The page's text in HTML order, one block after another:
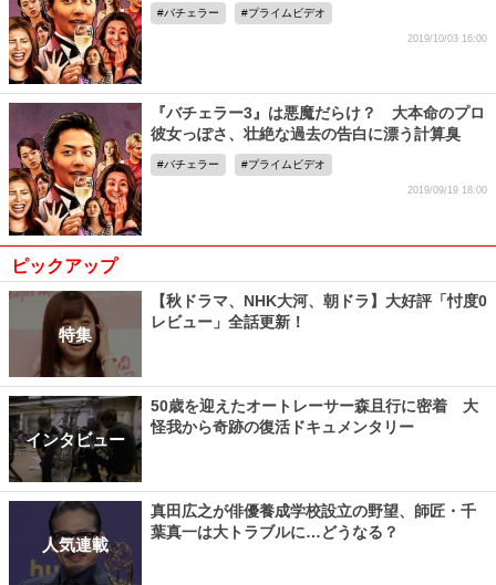
バチェラー プライムビデオ
2019/10/03 16:00
『バチェラー3』は悪魔だらけ？ 大本命のプロ
彼女っぽさ、壮絶な過去の告白に漂う計算臭
バチェラー プライムビデオ
2019/09/19 18:00
ピックアップ
特集
【秋ドラマ、NHK大河、朝ドラ】大好評「忖度0
レビュー」全話更新！
インタビュー
50歳を迎えたオートレーサー森且行に密着 大
怪我から奇跡の復活ドキュメンタリー
人気連載
真田広之が俳優養成学校設立の野望、師匠・千
葉真一は大トラブルに…どうなる？